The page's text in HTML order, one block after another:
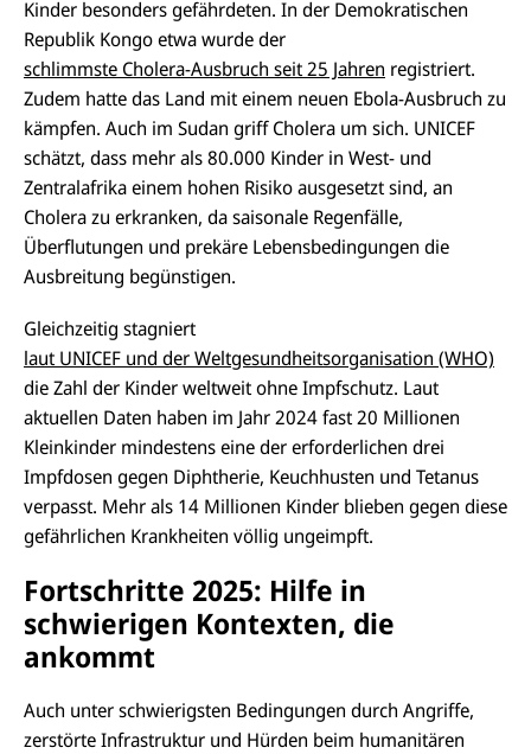
Kinder besonders gefährdeten. In der Demokratischen
Republik Kongo etwa wurde der
schlimmste Cholera-Ausbruch seit 25 Jahren registriert.
Zudem hatte das Land mit einem neuen Ebola-Ausbruch zu
kämpfen. Auch im Sudan griff Cholera um sich. UNICEF
schätzt, dass mehr als 80.000 Kinder in West- und
Zentralafrika einem hohen Risiko ausgesetzt sind, an
Cholera zu erkranken, da saisonale Regenfälle,
Überflutungen und prekäre Lebensbedingungen die
Ausbreitung begünstigen.
Gleichzeitig stagniert
laut UNICEF und der Weltgesundheitsorganisation (WHO)
die Zahl der Kinder weltweit ohne Impfschutz. Laut
aktuellen Daten haben im Jahr 2024 fast 20 Millionen
Kleinkinder mindestens eine der erforderlichen drei
Impfdosen gegen Diphtherie, Keuchhusten und Tetanus
verpasst. Mehr als 14 Millionen Kinder blieben gegen diese
gefährlichen Krankheiten völlig ungeimpft.
Fortschritte 2025: Hilfe in
schwierigen Kontexten, die
ankommt
Auch unter schwierigsten Bedingungen durch Angriffe,
zerstörte Infrastruktur und Hürden beim humanitären